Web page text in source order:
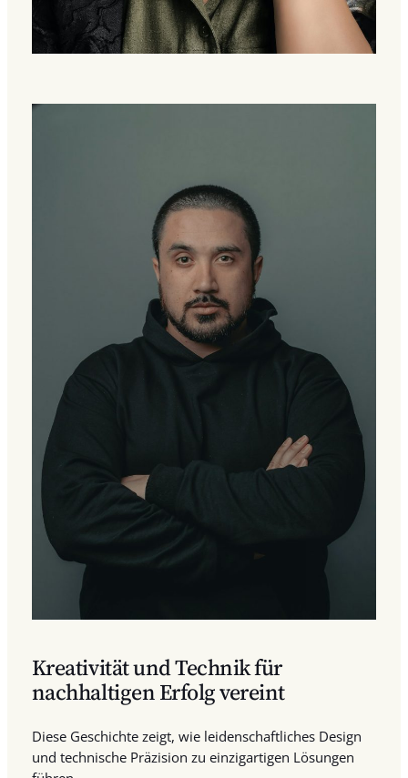
Kreativität und Technik für
nachhaltigen Erfolg vereint
Diese Geschichte zeigt, wie leidenschaftliches Design
und technische Präzision zu einzigartigen Lösungen